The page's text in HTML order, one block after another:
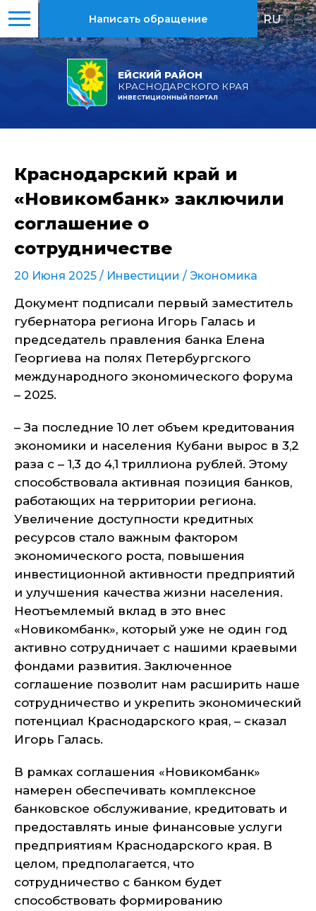
ЕЙСКИЙ РАЙОН
КРАСНОДАРСКОГО КРАЯ
ИНВЕСТИЦИОННЫЙ ПОРТАЛ
Написать обращение RU | EN
Краснодарский край и
«Новикомбанк» заключили
соглашение о
сотрудничестве
20 Июня 2025 / Инвестиции / Экономика
Документ подписали первый заместитель
губернатора региона Игорь Галась и
председатель правления банка Елена
Георгиева на полях Петербургского
международного экономического форума
– 2025.
– За последние 10 лет объем кредитования
экономики и населения Кубани вырос в 3,2
раза с – 1,3 до 4,1 триллиона рублей. Этому
способствовала активная позиция банков,
работающих на территории региона.
Увеличение доступности кредитных
ресурсов стало важным фактором
экономического роста, повышения
инвестиционной активности предприятий
и улучшения качества жизни населения.
Неотъемлемый вклад в это внес
«Новикомбанк», который уже не один год
активно сотрудничает с нашими краевыми
фондами развития. Заключенное
соглашение позволит нам расширить наше
сотрудничество и укрепить экономический
потенциал Краснодарского края, – сказал
Игорь Галась.
В рамках соглашения «Новикомбанк»
намерен обеспечивать комплексное
банковское обслуживание, кредитовать и
предоставлять иные финансовые услуги
предприятиям Краснодарского края. В
целом, предполагается, что
сотрудничество с банком будет
способствовать формированию